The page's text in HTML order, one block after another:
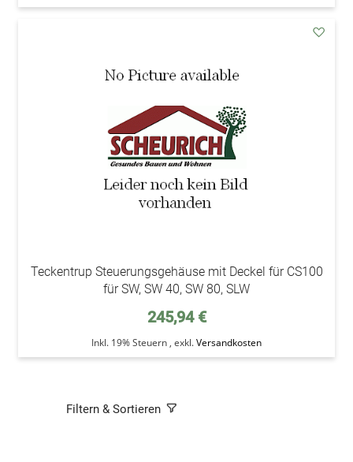
Teckentrup Steuerungsgehäuse mit Deckel für CS100
für SW, SW 40, SW 80, SLW
245,94 €
Inkl. 19% Steuern , exkl.Versandkosten
Filtern & Sortieren